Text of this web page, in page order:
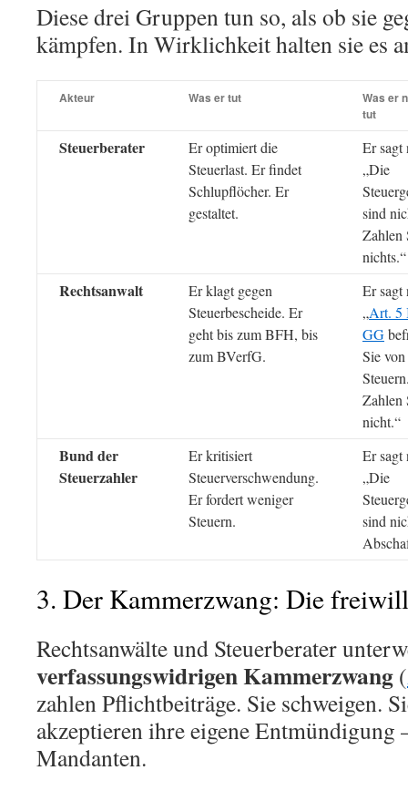
Diese drei Gruppen tun so, als ob sie
kämpfen. In Wirklichkeit halten sie es
Akteur Was er tut
Was er
tut
Steuerberater
Er optimiert die
Steuerlast. Er findet
Schlupflöcher. Er
gestaltet.
Er sagt
„Die
sind
Zahlen
nichts.“
Rechtsanwalt
Er klagt gegen
Steuerbescheide. Er
geht bis zum BFH, bis
zum BVerfG.
Er sagt
„Art. 5
GG
Sie von
Zahlen
nicht.“
Bund der
Steuerzahler
Er kritisiert
Steuerverschwendung.
Er fordert weniger
Steuern.
Er sagt
„Die
sind
3. Der Kammerzwang: Die
Rechtsanwälte und Steuerberater
verfassungswidrigen Kammerzwang (
zahlen Pflichtbeiträge. Sie schweigen.
akzeptieren ihre eigene Entmündigung
Mandanten.